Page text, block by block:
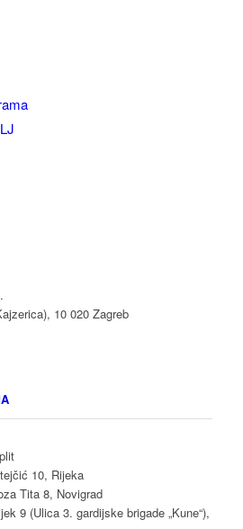
10 020 Zagreb
10, Rijeka
Tita 8, Novigrad
9 (Ulica 3. gardijske brigade „Kune“),